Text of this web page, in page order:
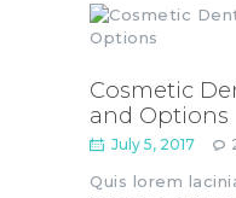
Cosmetic
and Options
July 5, 2017
Quis lorem